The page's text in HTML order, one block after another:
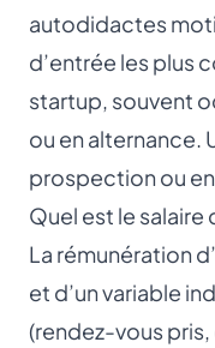
autodidactes
d’entrée les plus
startup, souvent
ou en alternance.
prospection ou
Quel est le salaire
La rémunération
et d’un variable
(rendez-vous